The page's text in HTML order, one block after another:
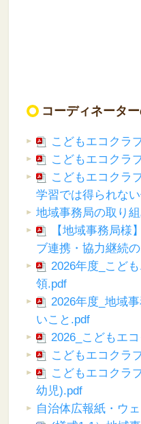
コーディネータ
こどもエコクラ
こどもエコクラ
こどもエコクラ
学習では得られな
地域事務局の取り
【地域事務局様
ブ連携・協力継続
2026年度_こど
領.pdf
2026年度_地域
いこと.pdf
2026_こどもエ
こどもエコクラ
こどもエコクラ
幼児).pdf
自治体広報紙・ウ